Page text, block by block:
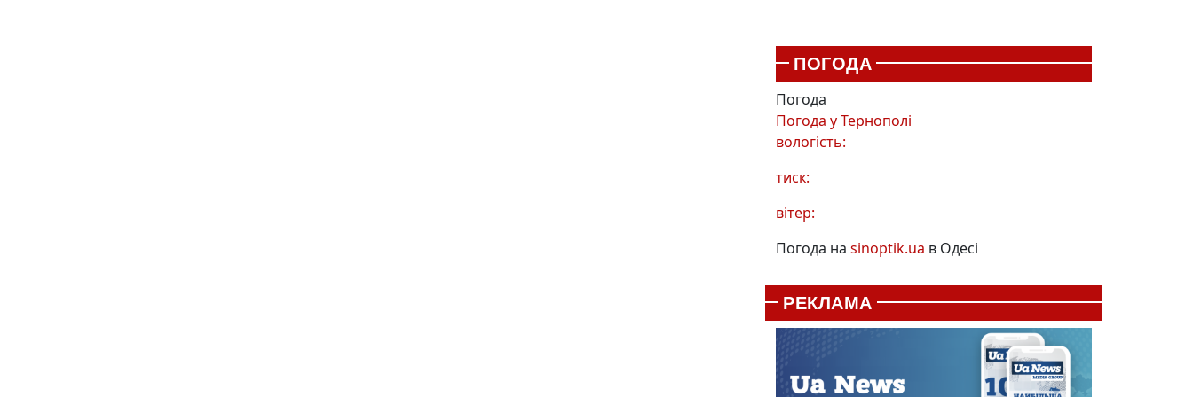
ПОГОДА
Погода
Погода уТернополі
вологість:
тиск:
вітер:
Погода на sinoptik.ua в Одесі
РЕКЛАМА